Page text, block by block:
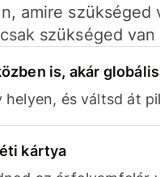
amire szükséged
szükséged van
is, akár
helyen, és váltsd át
kártya